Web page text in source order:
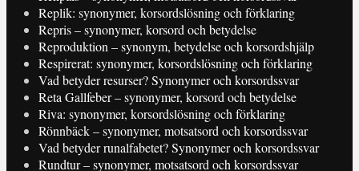
Replik: synonymer, korsordslösning och förklaring
Repris – synonymer, korsord och betydelse
Reproduktion – synonym, betydelse och korsordshjälp
Respirerat: synonymer, korsordslösning och förklaring
Vad betyder resurser? Synonymer och korsordssvar
Reta Gallfeber – synonymer, korsord och betydelse
Riva: synonymer, korsordslösning och förklaring
Rönnbäck – synonymer, motsatsord och korsordssvar
Vad betyder runalfabetet? Synonymer och korsordssvar
Rundtur – synonymer, motsatsord och korsordssvar